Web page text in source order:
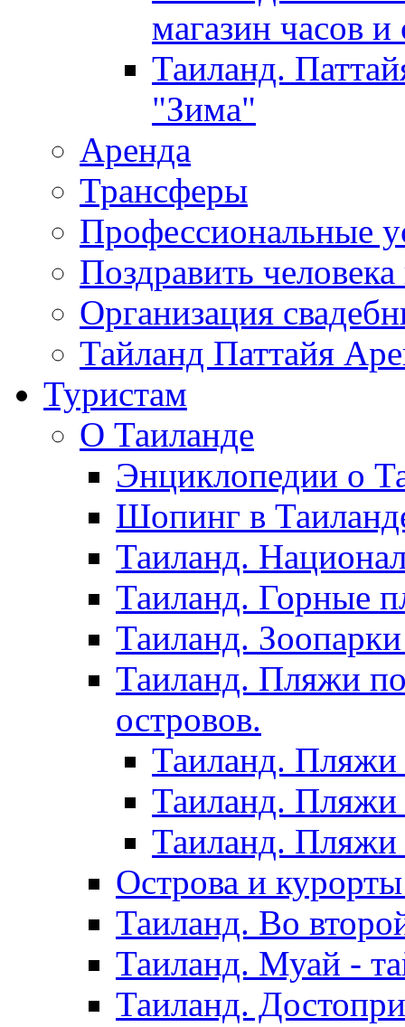
магазин часов
Таиланд.
"Зима"
Аренда
Трансферы
Профессиональные
Поздравить
Организация
Тайланд Паттайя
Туристам
О Таиланде
Энциклопедии о
Шопинг в
Таиланд.
Таиланд. Горные
Таиланд.
Таиланд. Пляжи
островов.
Таиланд. Пляжи
Таиланд.
Таиланд. Пляжи
Острова и
Таиланд. Во
Таиланд. Муай -
Таиланд.